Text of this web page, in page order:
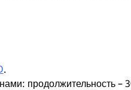
.
продолжительность –